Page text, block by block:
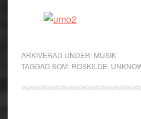
ARKIVERAD UNDER: MUSIK
TAGGAD SOM: ROSKILDE